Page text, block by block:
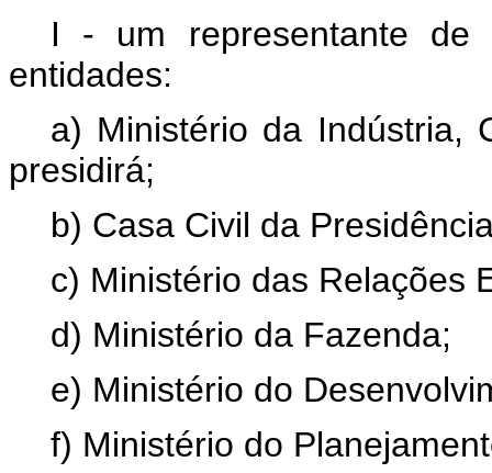
I - um representante de
entidades:
a) Ministério da Indústria,
presidirá;
b) Casa Civil da
c) Ministério das Relações
d) Ministério da Fazenda;
e) Ministério do
f) Ministério do